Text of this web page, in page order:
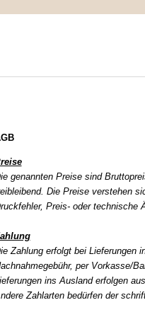
genannten Preise sind
Die Preise verstehen
Preis- oder technische
Zahlung erfolgt bei Lieferungen
per Vorkasse/
ins Ausland erfolgen
Zahlarten bedürfen der